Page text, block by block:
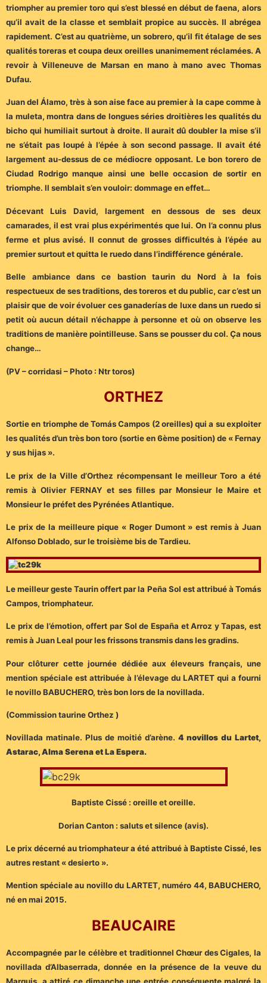
triompher au premier toro qui s’est blessé en début de faena, alors
qu’il avait de la classe et semblait propice au succès. Il abrégea
rapidement. C’est au quatrième, un sobrero, qu’il fit étalage de ses
qualités toreras et coupa deux oreilles unanimement réclamées. A
revoir à Villeneuve de Marsan en mano à mano avec Thomas
Dufau.
Juan del Álamo, très à son aise face au premier à la cape comme à
la muleta, montra dans de longues séries droitières les qualités du
bicho qui humiliait surtout à droite. Il aurait dû doubler la mise s’il
ne s’était pas loupé à l’épée à son second passage. Il avait été
largement au-dessus de ce médiocre opposant. Le bon torero de
Ciudad Rodrigo manque ainsi une belle occasion de sortir en
triomphe. Il semblait s’en vouloir: dommage en effet…
Décevant Luis David, largement en dessous de ses deux
camarades, il est vrai plus expérimentés que lui. On l’a connu plus
ferme et plus avisé. Il connut de grosses difficultés à l’épée au
premier surtout et quitta le ruedo dans l’indifférence générale.
Belle ambiance dans ce bastion taurin du Nord à la fois
respectueux de ses traditions, des toreros et du public, car c’est un
plaisir que de voir évoluer ces ganaderías de luxe dans un ruedo si
petit où aucun détail n’échappe à personne et où on observe les
traditions de manière pointilleuse. Sans se pousser du col. Ça nous
change…
(PV – corridasi – Photo : Ntr toros)
ORTHEZ
Sortie en triomphe de Tomás Campos (2 oreilles) qui a su exploiter
les qualités d’un très bon toro (sortie en 6ème position) de « Fernay
y sus hijas ».
Le prix de la Ville d’Orthez récompensant le meilleur Toro a été
remis à Olivier FERNAY et ses filles par Monsieur le Maire et
Monsieur le préfet des Pyrénées Atlantique.
Le prix de la meilleure pique « Roger Dumont » est remis à Juan
Alfonso Doblado, sur le troisième bis de Tardieu.
Le meilleur geste Taurin offert par la Peña Sol est attribué à Tomás
Campos, triomphateur.
Le prix de l’émotion, offert par Sol de España et Arroz y Tapas, est
remis à Juan Leal pour les frissons transmis dans les gradins.
Pour clôturer cette journée dédiée aux éleveurs français, une
mention spéciale est attribuée à l’élevage du LARTET qui a fourni
le novillo BABUCHERO, très bon lors de la novillada.
(Commission taurine Orthez )
Novillada matinale. Plus de moitié d’arène. 4 novillos du Lartet,
Astarac, Alma Serena et La Espera.
Baptiste Cissé : oreille et oreille.
Dorian Canton : saluts et silence (avis).
Le prix décerné au triomphateur a été attribué à Baptiste Cissé, les
autres restant « desierto ».
Mention spéciale au novillo du LARTET, numéro 44, BABUCHERO,
né en mai 2015.
BEAUCAIRE
Accompagnée par le célèbre et traditionnel Chœur des Cigales, la
novillada d’Albaserrada, donnée en la présence de la veuve du